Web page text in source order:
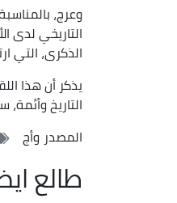
وعرج،
التاريخي لدى
الذكرى، التي ارتقى فيها أزيد
يذكر أن هذا
التاريخ
المصدر وأج
طالع